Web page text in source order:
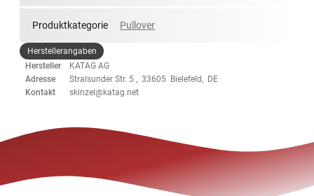
Produktkategorie Pullover
Herstellerangaben
Hersteller
KATAG AG
Adresse
Stralsunder Str. 5 , 33605 Bielefeld, DE
Kontakt
skinzel@katag.net